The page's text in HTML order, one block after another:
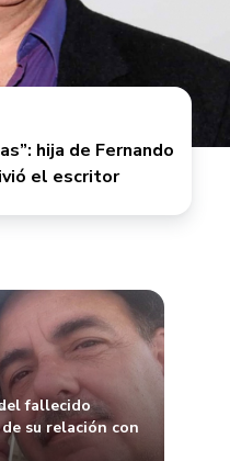
hija de Fernando
el escritor
fallecido
su relación con